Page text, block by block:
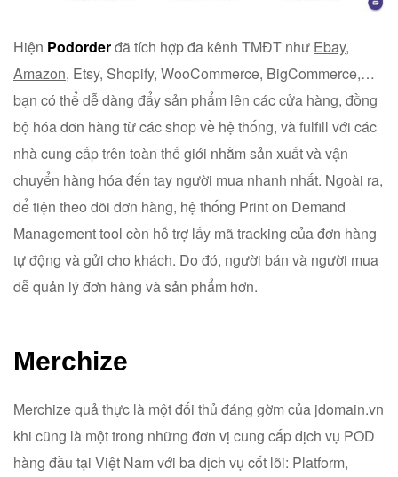
Hiện Podorderđã tích hợp đa kênh TMĐT như Ebay,
Amazon, Etsy, Shopify, WooCommerce, BigCommerce,…
bạn có thể dễ dàng đẩy sản phẩm lên các cửa hàng, đồng
bộ hóa đơn hàng từ các shop về hệ thống, và fulfill với các
nhà cung cấp trên toàn thế giới nhằm sản xuất và vận
chuyển hàng hóa đến tay người mua nhanh nhất. Ngoài ra,
để tiện theo dõi đơn hàng, hệ thống Print on Demand
Management tool còn hỗ trợ lấy mã tracking của đơn hàng
tự động và gửi cho khách. Do đó, người bán và người mua
dễ quản lý đơn hàng và sản phẩm hơn.
Merchize
Merchize quả thực là một đối thủ đáng gờm của jdomain.vn
khi cũng là một trong những đơn vị cung cấp dịch vụ POD
hàng đầu tại Việt Nam với ba dịch vụ cốt lõi: Platform,